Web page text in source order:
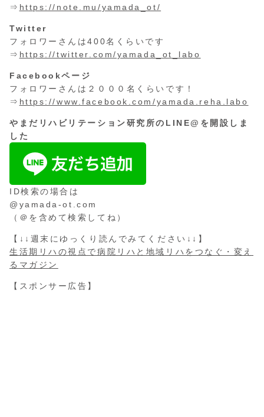
⇒ https://note.mu/yamada_ot/
Twitter
フォロワーさんは400名くらいです
⇒ https://twitter.com/yamada_ot_labo
Facebookページ
フォロワーさんは２０００名くらいです！
⇒ https://www.facebook.com/yamada.reha.labo
やまだリハビリテーション研究所のLINE@を開設しま
した
ID検索の場合は
@yamada-ot.com
（＠を含めて検索してね）
【↓↓週末にゆっくり読んでみてください↓↓】
生活期リハの視点で病院リハと地域リハをつなぐ・変え
るマガジン
【スポンサー広告】